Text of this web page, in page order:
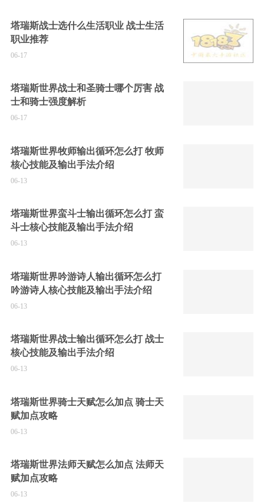
塔瑞斯战士选什么生活职业 战士生活
职业推荐
06-17
塔瑞斯世界战士和圣骑士哪个厉害 战
士和骑士强度解析
06-17
塔瑞斯世界牧师输出循环怎么打 牧师
核心技能及输出手法介绍
06-13
塔瑞斯世界蛮斗士输出循环怎么打 蛮
斗士核心技能及输出手法介绍
06-13
塔瑞斯世界吟游诗人输出循环怎么打
吟游诗人核心技能及输出手法介绍
06-13
塔瑞斯世界战士输出循环怎么打 战士
核心技能及输出手法介绍
06-13
塔瑞斯世界骑士天赋怎么加点 骑士天
赋加点攻略
06-13
塔瑞斯世界法师天赋怎么加点 法师天
赋加点攻略
06-13